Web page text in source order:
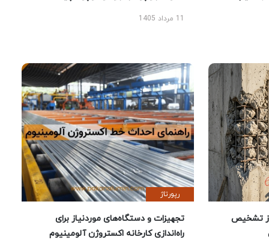
تشخیص
رپورتاژ
تجهیزات و دستگاه‌های موردنیاز برای
راه‌اندازی کارخانه اکستروژن آلومینیوم